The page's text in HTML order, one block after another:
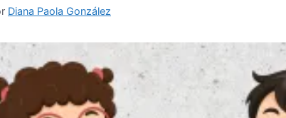
Diana Paola González